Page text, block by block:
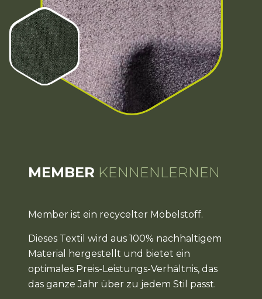
MEMBER KENNENLERNEN
Member ist ein recycelter Möbelstoff.
Dieses Textil wird aus 100% nachhaltigem
Material hergestellt und bietet ein
optimales Preis-Leistungs-Verhältnis, das
das ganze Jahr über zu jedem Stil passt.